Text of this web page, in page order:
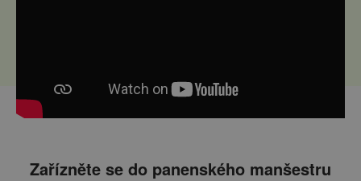
Zařízněte se do panenského manšestru